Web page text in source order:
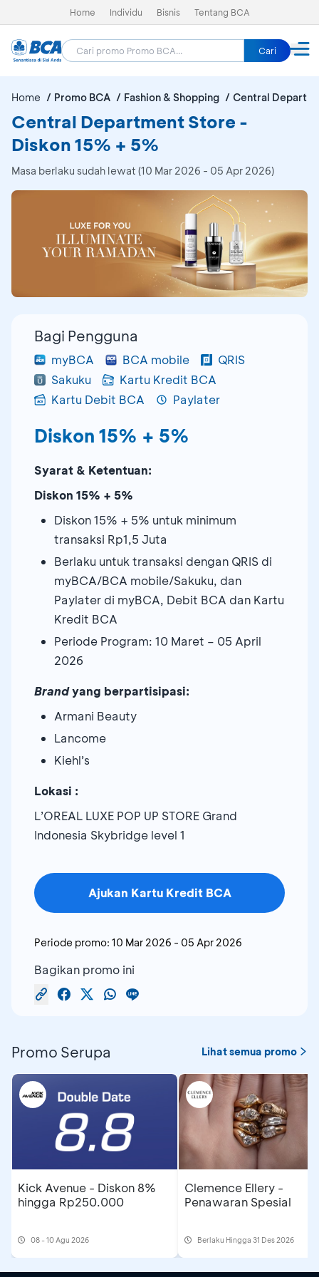
Home Individu Bisnis Tentang BCA
Cari
Home Promo BCA Fashion & Shopping Central
Central Department Store -
Diskon 15% + 5%
Masa berlaku sudah lewat (10 Mar 2026 - 05 Apr 2026)
Bagi Pengguna
myBCA BCA mobile
QRIS
Sakuku
Kartu Kredit BCA
Kartu Debit BCA
Paylater
Diskon 15% + 5%
Syarat & Ketentuan:
Diskon 15% + 5%
Diskon 15% + 5% untuk minimum
transaksi Rp1,5 Juta
Berlaku untuk transaksi dengan QRIS di
myBCA/BCA mobile/Sakuku, dan
Paylater di myBCA, Debit BCA dan Kartu
Kredit BCA
Periode Program: 10 Maret – 05 April
2026
Brandyang berpartisipasi:
Armani Beauty
Lancome
Kiehl’s
Lokasi :
L’OREAL LUXE POP UP STORE Grand
Indonesia Skybridge level 1
Ajukan Kartu Kredit BCA
Periode promo: 10 Mar 2026 - 05 Apr 2026
Bagikan promo ini
Promo Serupa Lihat semua promo
Kick Avenue - Diskon 8%
hingga Rp250.000
08 - 10 Agu 2026
Clemence Ellery -
Penawaran Spesial
Berlaku Hingga 31 Des 2026